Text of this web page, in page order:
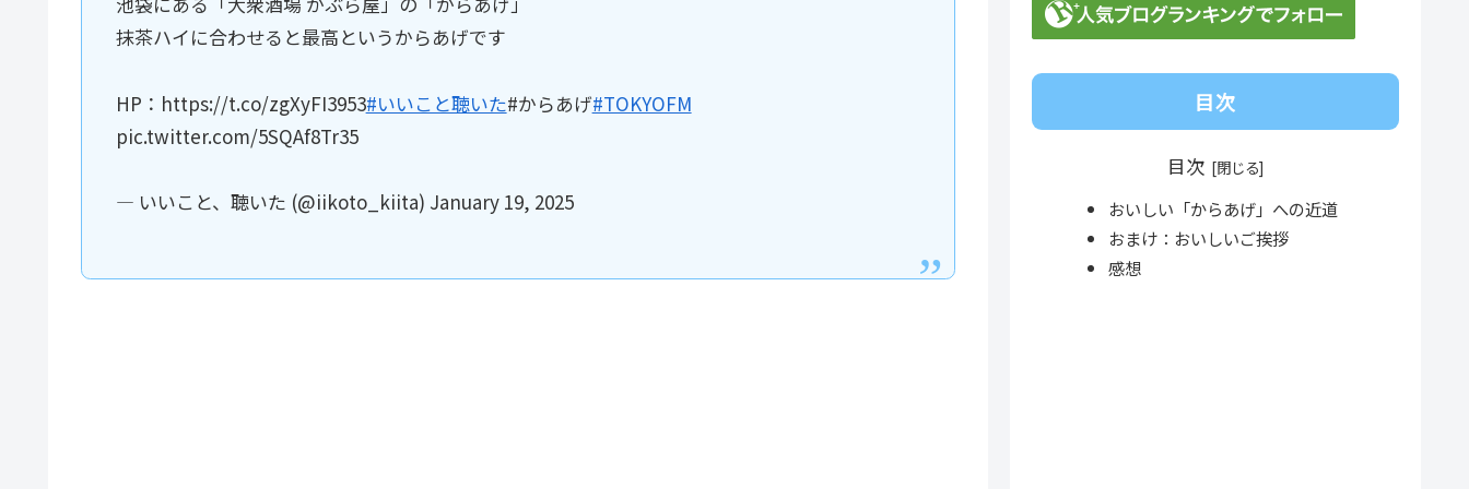
抹茶ハイに合わせると最高というからあげです
HP：https://t.co/zgXyFI3953#いいこと聴いた#からあげ#TOKYOFM
pic.twitter.com/5SQAf8Tr35
— いいこと、聴いた (@iikoto_kiita) January 19, 2025
目次
目次
おいしい「からあげ」への近道
おまけ：おいしいご挨拶
感想